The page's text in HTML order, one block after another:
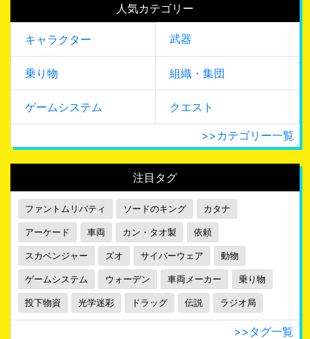
人気カテゴリー
キャラクター 武器
乗り物 組織・集団
ゲームシステム クエスト
>>カテゴリー一覧
注目タグ
ファントムリバティ ソードのキング カタナ
アーケード 車両 カン・タオ製 依頼
スカベンジャー ズオ サイバーウェア 動物
ゲームシステム ウォーデン 車両メーカー 乗り物
投下物資 光学迷彩 ドラッグ 伝説 ラジオ局
>>タグ一覧